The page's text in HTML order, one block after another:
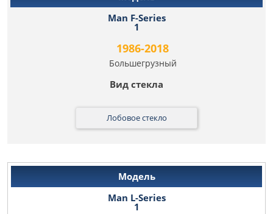
Man F-Series
1
1986-2018
Большегрузный
Лобовое стекло
Man L-Series
1